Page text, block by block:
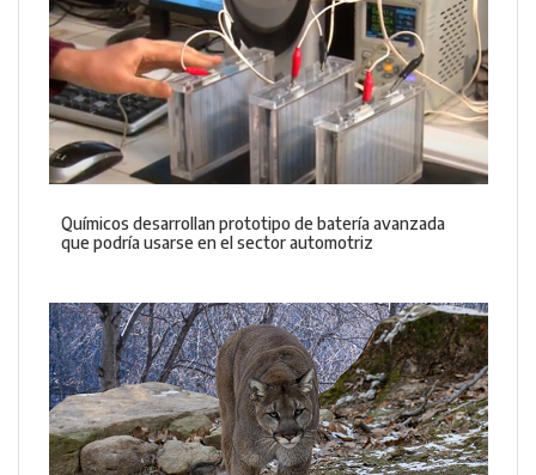
Químicos desarrollan prototipo de batería avanzada
que podría usarse en el sector automotriz